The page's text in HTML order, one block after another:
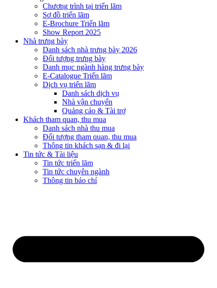
Chương trình tại triển lãm
Sơ đồ triển lãm
E-Brochure Triển lãm
Show Report 2025
Nhà trưng bày
Danh sách nhà trưng bày 2026
Đối tượng trưng bày
Danh mục ngành hàng trưng bày
E-Catalogue Triển lãm
Dịch vụ triển lãm
Danh sách dịch vụ
Nhà vận chuyển
Quảng cáo & Tài trợ
Khách tham quan, thu mua
Danh sách nhà thu mua
Đối tượng tham quan, thu mua
Thông tin khách sạn & đi lại
Tin tức & Tài liệu
Tin tức triển lãm
Tin tức chuyên ngành
Thông tin báo chí